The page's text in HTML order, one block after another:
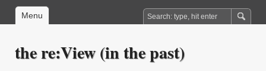
Menu
the re:View (in the past)